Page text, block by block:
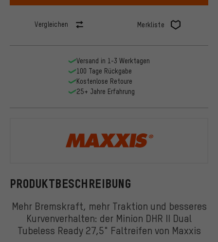
Vergleichen Merkliste
PRODUKTBESCHREIBUNG
Mehr Bremskraft, mehr Traktion und besseres
Kurvenverhalten: der Minion DHR II Dual
Tubeless Ready 27,5" Faltreifen von Maxxis
Versand in 1-3 Werktagen
100 Tage Rückgabe
Kostenlose Retoure
25+ Jahre Erfahrung